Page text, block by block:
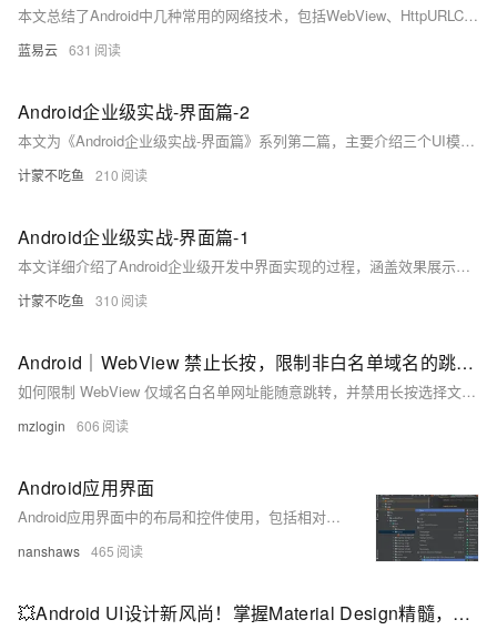
本文总结了Android中几种常用的网络技术，包括WebView、HttpURLConnection、OKHttp和XML的Pull解析方式。每种技术都有其独特的特点和适用场景。理解并熟练运用这些技术，可以帮助开发者构建高效、可靠的网络应用程序。通过示例代码和详细解释，本文为开发者提供了实用的参考和指导。
蓝易云 631
Android企业级实战-界面篇-2
本文为《Android企业级实战-界面篇》系列第二篇，主要介绍三个UI模块的实现：用户资料模块、关注与粉丝统计模块以及喜欢和收藏功能模块。通过详细的XML代码展示布局设计，包括dimens、ids、colors配置文件的使用，帮助开发者快速构建美观且功能齐全的界面。文章结合实际效果图，便于理解和应用。建议配合第一篇文章内容学习，以获取完整工具类支持。
计蒙不吃鱼 210
Android企业级实战-界面篇-1
本文详细介绍了Android企业级开发中界面实现的过程，涵盖效果展示、实现前准备及代码实现。作者通过自身经历分享了Android开发经验，并提供了`dimens.xml`、`ids.xml`、`colors.xml`和`strings.xml`等配置文件内容，帮助开发者快速构建规范化的UI布局。文章以一个具体的用户消息界面为例，展示了如何使用线性布局（LinearLayout）和相对布局（RelativeLayout）实现功能模块排列，并附带注意事项及使用方法，适合初学者和进阶开发者参考学习。
计蒙不吃鱼 310
Android｜WebView 禁止长按，限制非白名单域名的跳转层级
如何限制 WebView 仅域名白名单网址能随意跳转，并禁用长按选择文字。
mzlogin 606
Android应用界面
Android应用界面中的布局和控件使用，包括相对布局、线性布局、表格布局、帧布局、扁平化布局等，以及AdapterView及其子类如ListView的使用方法和Adapter接口的应用。
nanshaws 465
💥Android UI设计新风尚！掌握Material Design精髓，让你的界面颜值爆表！🎨